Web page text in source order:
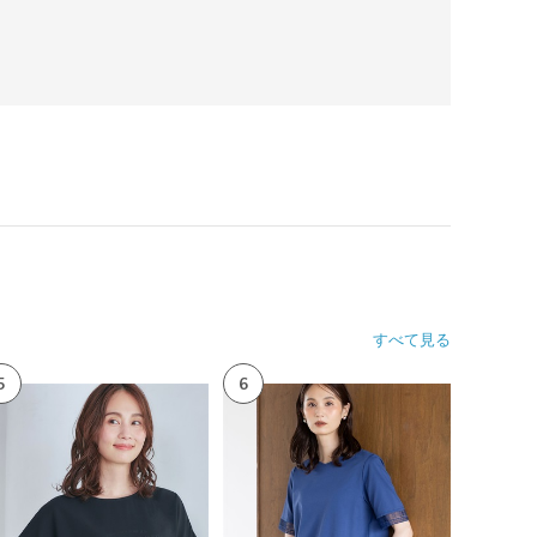
すべて見る
6